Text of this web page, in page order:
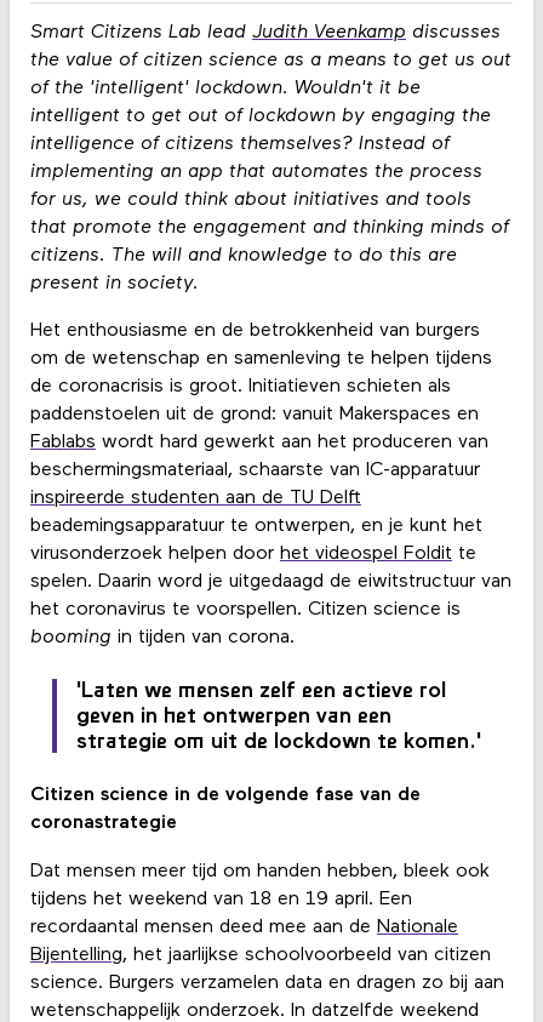
Smart Citizens Lab lead Judith Veenkamp discusses
the value of citizen science as a means to get us out
of the 'intelligent' lockdown. Wouldn't it be
intelligent to get out of lockdown by engaging the
intelligence of citizens themselves? Instead of
implementing an app that automates the process
for us, we could think about initiatives and tools
that promote the engagement and thinking minds of
citizens. The will and knowledge to do this are
present in society.
Het enthousiasme en de betrokkenheid van burgers
om de wetenschap en samenleving te helpen tijdens
de coronacrisis is groot. Initiatieven schieten als
paddenstoelen uit de grond: vanuit Makerspaces en
Fablabs wordt hard gewerkt aan het produceren van
beschermingsmateriaal, schaarste van IC-apparatuur
inspireerde studenten aan de TU Delft
beademingsapparatuur te ontwerpen, en je kunt het
virusonderzoek helpen door het videospel Foldit te
spelen. Daarin word je uitgedaagd de eiwitstructuur van
het coronavirus te voorspellen. Citizen science is
booming in tijden van corona.
'Laten we mensen zelf een actieve rol
geven in het ontwerpen van een
strategie om uit de lockdown te komen.'
Citizen science in de volgende fase van de
coronastrategie
Dat mensen meer tijd om handen hebben, bleek ook
tijdens het weekend van 18 en 19 april. Een
recordaantal mensen deed mee aan de Nationale
Bijentelling, het jaarlijkse schoolvoorbeeld van citizen
science. Burgers verzamelen data en dragen zo bij aan
wetenschappelijk onderzoek. In datzelfde weekend